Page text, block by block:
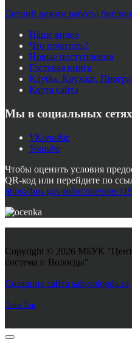
Летний режим работы
Наше видео
Что почитать?
Новые поступления
Гостевая книга
Клубы. Кружки.
Карта сайта
Мы в социальных сетях
VKontakte
Youtube
Чтобы оценить условия
QR-код или перейдите по
https://bus.gov.ru/qrcode/rate/
Copyright © 2026 МБУК
система г. Вологды"
Создание сайта sait-vologda.ru
Goto Top